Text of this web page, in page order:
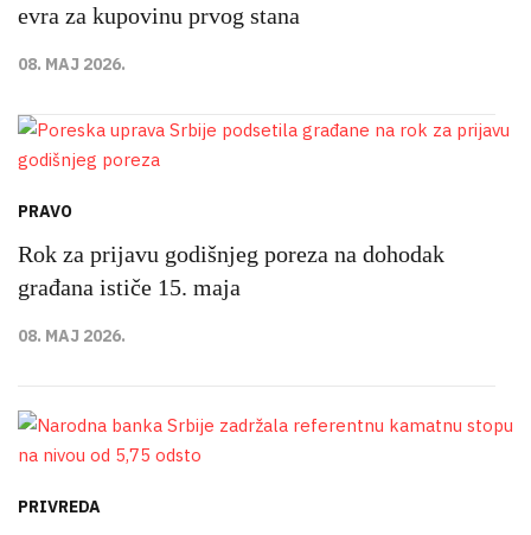
evra za kupovinu prvog stana
08. MAJ 2026.
PRAVO
Rok za prijavu godišnjeg poreza na dohodak
građana ističe 15. maja
08. MAJ 2026.
PRIVREDA